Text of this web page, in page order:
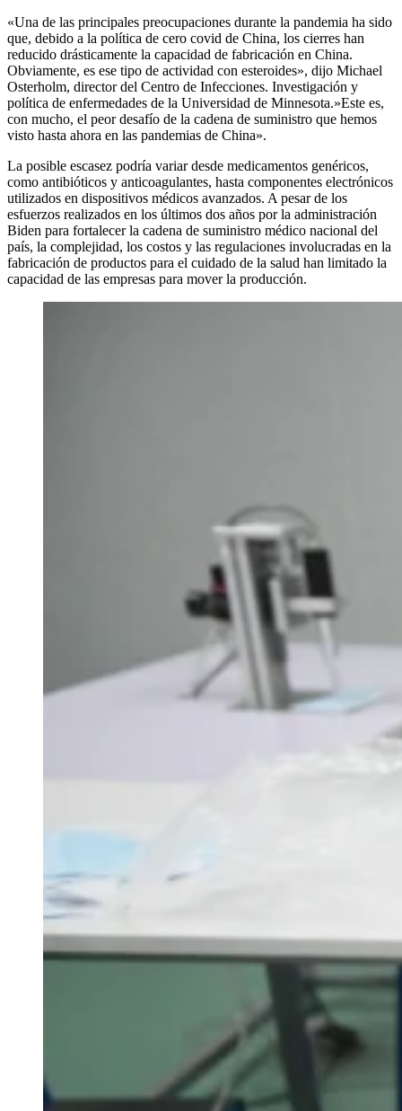
«Una de las principales preocupaciones durante la pandemia ha sido
que, debido a la política de cero covid de China, los cierres han
reducido drásticamente la capacidad de fabricación en China.
Obviamente, es ese tipo de actividad con esteroides», dijo Michael
Osterholm, director del Centro de Infecciones. Investigación y
política de enfermedades de la Universidad de Minnesota.»Este es,
con mucho, el peor desafío de la cadena de suministro que hemos
visto hasta ahora en las pandemias de China».
La posible escasez podría variar desde medicamentos genéricos,
como antibióticos y anticoagulantes, hasta componentes electrónicos
utilizados en dispositivos médicos avanzados. A pesar de los
esfuerzos realizados en los últimos dos años por la administración
Biden para fortalecer la cadena de suministro médico nacional del
país, la complejidad, los costos y las regulaciones involucradas en la
fabricación de productos para el cuidado de la salud han limitado la
capacidad de las empresas para mover la producción.